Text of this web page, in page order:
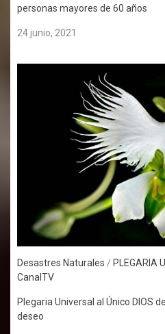
personas mayores de 60 años
24 junio, 2021
Desastres Naturales / PLEGARIA
CanalTV
Plegaria Universal al Único DIOS
deseo